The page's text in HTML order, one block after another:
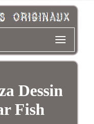
Dessin
Fish